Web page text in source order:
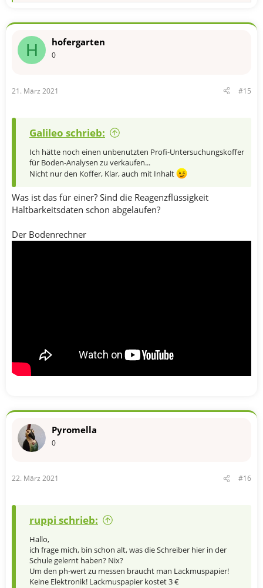
k
o
:
H hofergarten
0
21. März 2021 #15
Galileo schrieb:
Ich hätte noch einen unbenutzten Profi-Untersuchungskoffer
für Boden-Analysen zu verkaufen...
Nicht nur den Koffer, Klar, auch mit Inhalt
Was ist das für einer? Sind die Reagenzflüssigkeit
Haltbarkeitsdaten schon abgelaufen?
Der Bodenrechner
Pyromella
0
22. März 2021 #16
ruppi schrieb:
Hallo,
ich frage mich, bin schon alt, was die Schreiber hier in der
Schule gelernt haben? Nix?
Um den ph-wert zu messen braucht man Lackmuspapier!
Keine Elektronik! Lackmuspapier kostet 3 €